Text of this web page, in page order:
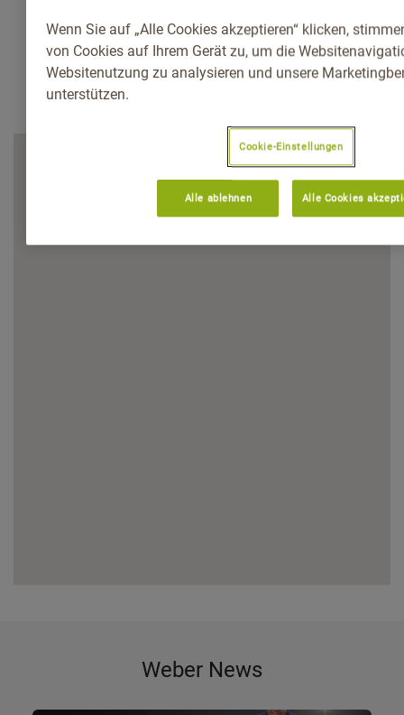
Weber News
Wenn Sie auf „Alle Cookies akzeptieren“ klicken,
von Cookies auf Ihrem Gerät zu, um die
Websitenutzung zu analysieren und unsere
unterstützen.
Cookie-Einstellungen
Alle ablehnen Alle Cookies